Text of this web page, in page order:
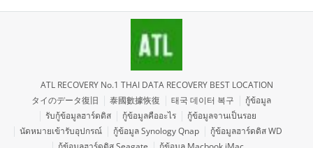
ATL RECOVERY No.1 THAI DATA RECOVERY BEST LOCATION
タイのデータ復旧
泰國數據恢復 태국 데이터 복구
กู้ข้อมูล
รับกู้ข้อมูลฮาร์ดดิส
กู้ข้อมูลคืออะไร
กู้ข้อมูลจานเป็นรอย
นัดหมายเข้ารับอุปกรณ์
กู้ข้อมูล Synology Qnap
กู้ข้อมูลฮาร์ดดิส WD